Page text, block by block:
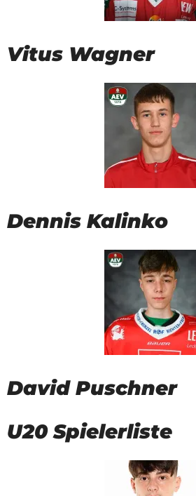
Vitus Wagner
Dennis Kalinko
David Puschner
U20 Spielerliste